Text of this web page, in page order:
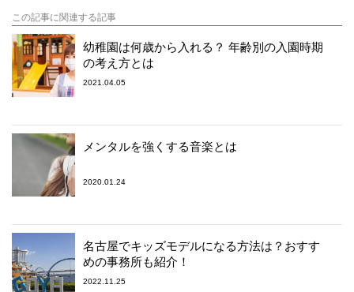
この記事に関連する記事
幼稚園は何歳から入れる？ 年齢別の入園時期
の考え方とは
2021.04.05
メンタルを強くする音楽とは
2020.01.24
名古屋でキッズモデルになる方法は？おすす
めの事務所も紹介！
2022.11.25